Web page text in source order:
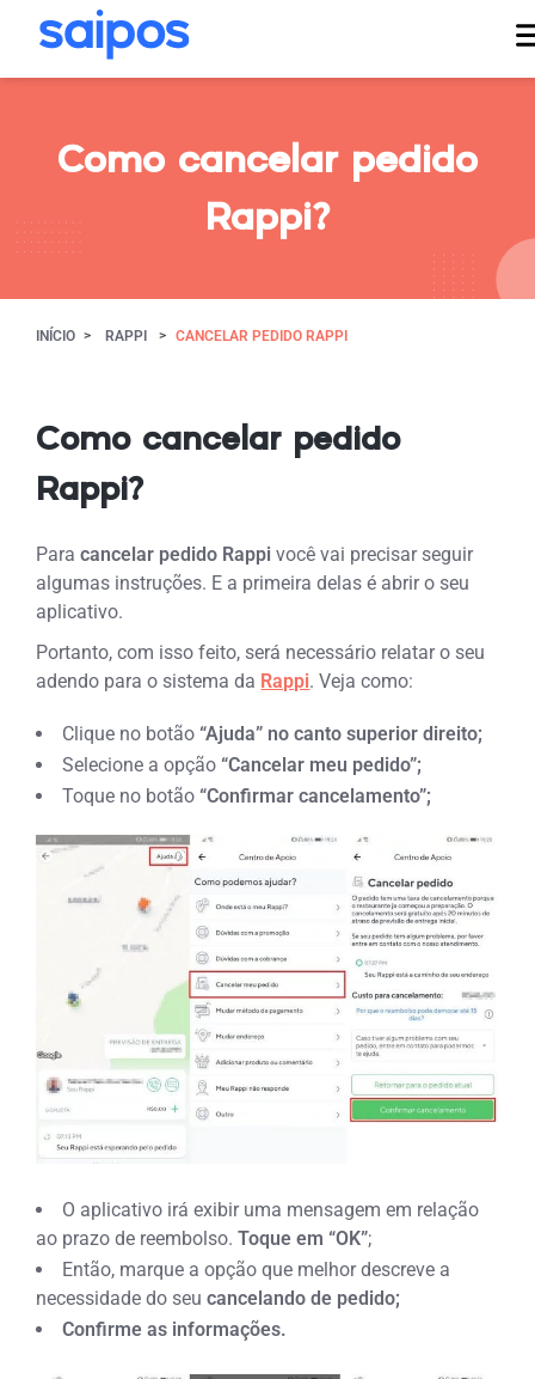
Como cancelar pedido
Rappi?
INÍCIO RAPPI CANCELAR PEDIDO RAPPI
Como cancelar pedido
Rappi?
Para cancelar pedido Rappi você vai precisar seguir
algumas instruções. E a primeira delas é abrir o seu
aplicativo.
Portanto, com isso feito, será necessário relatar o seu
adendo para o sistema da Rappi. Veja como:
Clique no botão “Ajuda” no canto superior direito;
Selecione a opção “Cancelar meu pedido”;
Toque no botão “Confirmar cancelamento”;
O aplicativo irá exibir uma mensagem em relação
ao prazo de reembolso.Toque em “OK”;
Então, marque a opção que melhor descreve a
necessidade do seucancelando de pedido;
Confirme as informações.